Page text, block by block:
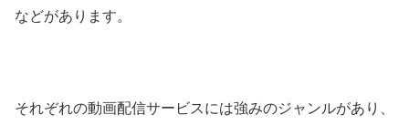
などがあります。
それぞれの動画配信サービスには強みのジャンルがあり、